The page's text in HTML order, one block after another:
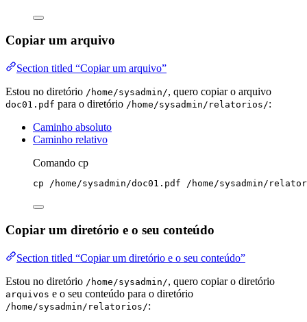
Copiar um arquivo
Section titled “Copiar um arquivo”
Estou no diretório /home/sysadmin/, quero copiar o arquivo
doc01.pdf para o diretório /home/sysadmin/relatorios/:
Caminho absoluto
Caminho relativo
Comando cp
cp /home/sysadmin/doc01.pdf /home/sysadmin/
Copiar um diretório e o seu conteúdo
Section titled “Copiar um diretório e o seu conteúdo”
Estou no diretório /home/sysadmin/, quero copiar o diretório
arquivos e o seu conteúdo para o diretório
/home/sysadmin/relatorios/: